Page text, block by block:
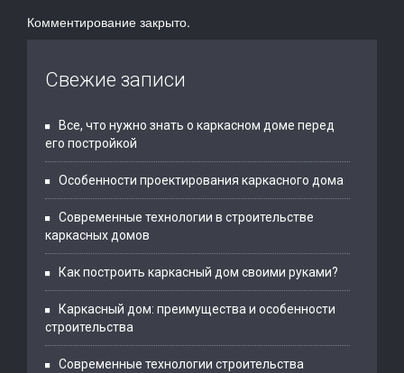
Комментирование закрыто.
Свежие записи
Все, что нужно знать о каркасном доме перед
его постройкой
Особенности проектирования каркасного дома
Современные технологии в строительстве
каркасных домов
Как построить каркасный дом своими руками?
Каркасный дом: преимущества и особенности
строительства
Современные технологии строительства